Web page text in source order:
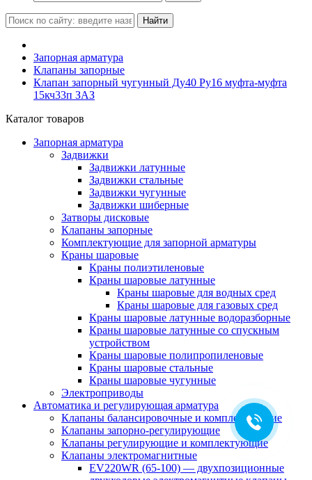
Найти
Запорная арматура
Клапаны запорные
Клапан запорный чугунный Ду40 Ру16 муфта-муфта
15кч33п ЗАЗ
Каталог товаров
Запорная арматура
Задвижки
Задвижки латунные
Задвижки стальные
Задвижки чугунные
Задвижки шиберные
Затворы дисковые
Клапаны запорные
Комплектующие для запорной арматуры
Краны шаровые
Краны полиэтиленовые
Краны шаровые латунные
Краны шаровые для водных сред
Краны шаровые для газовых сред
Краны шаровые латунные водоразборные
Краны шаровые латунные со спускным
устройством
Краны шаровые полипропиленовые
Краны шаровые стальные
Краны шаровые чугунные
Электроприводы
Автоматика и регулирующая арматура
Клапаны балансировочные и комплектующие
Клапаны запорно-регулирующие
Клапаны регулирующие и комплектующие
Клапаны электромагнитные
EV220WR (65-100) — двухпозиционные